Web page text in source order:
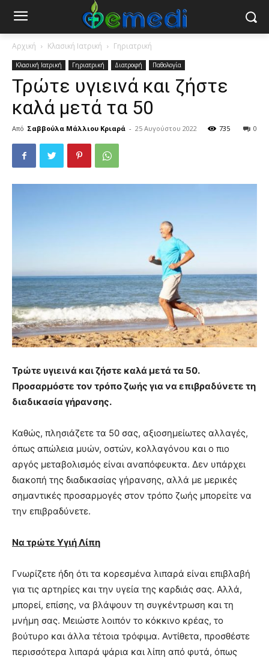
Αρχική Κλασική Ιατρική Γηριατρική
Κλασική Ιατρική Γηριατρική Διατροφή Παθολογία
Τρώτε υγιεινά και ζήστε
καλά μετά τα 50
Από Σαββούλα Μάλλιου Κριαρά - 25 Αυγούστου 2022 0
735
Τρώτε υγιεινά και ζήστε καλά μετά τα 50.
Προσαρμόστε τον τρόπο ζωής για να επιβραδύνετε τη
διαδικασία γήρανσης.
Καθώς, πλησιάζετε τα 50 σας, αξιοσημείωτες αλλαγές,
όπως απώλεια μυών, οστών, κολλαγόνου και ο πιο
αργός μεταβολισμός είναι αναπόφευκτα. Δεν υπάρχει
διακοπή της διαδικασίας γήρανσης, αλλά με μερικές
σημαντικές προσαρμογές στον τρόπο ζωής μπορείτε να
την επιβραδύνετε.
Να τρώτε Υγιή Λίπη
Γνωρίζετε ήδη ότι τα κορεσμένα λιπαρά είναι επιβλαβή
για τις αρτηρίες και την υγεία της καρδιάς σας. Αλλά,
μπορεί, επίσης, να βλάψουν τη συγκέντρωση και τη
μνήμη σας. Μειώστε λοιπόν το κόκκινο κρέας, το
βούτυρο και άλλα τέτοια τρόφιμα. Αντίθετα, προσθέστε
περισσότερα λιπαρά ψάρια και λίπη από φυτά, όπως